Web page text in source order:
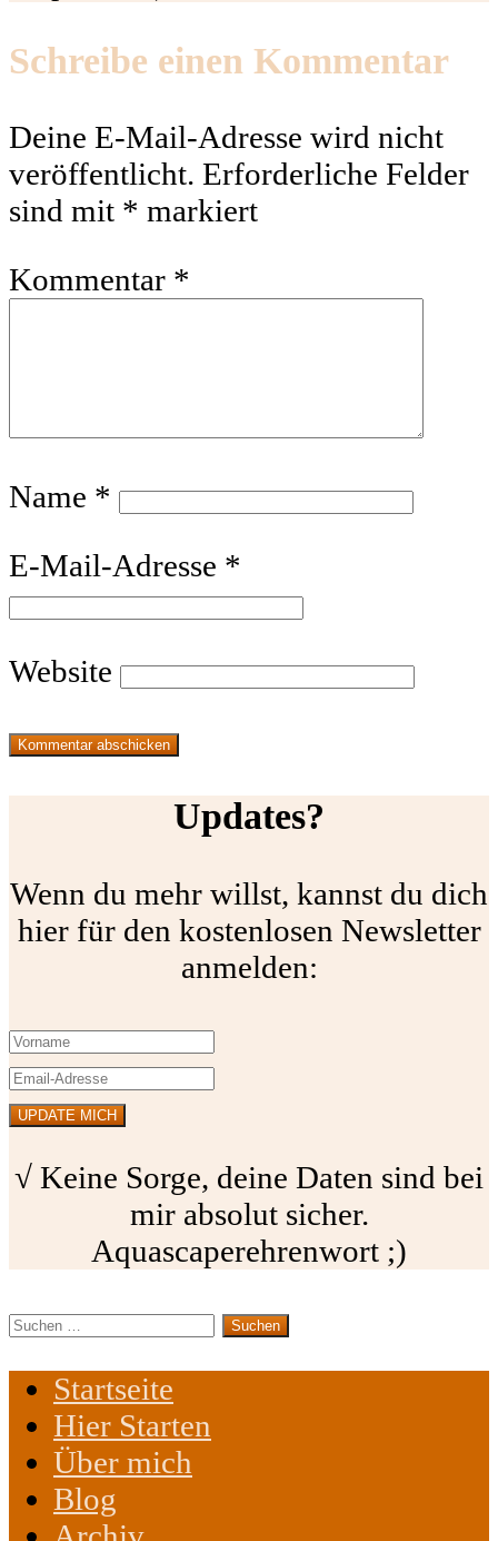
Schreibe einen Kommentar
Deine E-Mail-Adresse wird nicht
veröffentlicht. Erforderliche Felder
sind mit * markiert
Kommentar *
Name *
E-Mail-Adresse *
Website
Updates?
Wenn du mehr willst, kannst du dich
hier für den kostenlosen Newsletter
anmelden:
√ Keine Sorge, deine Daten sind bei
mir absolut sicher.
Aquascaperehrenwort ;)
Suchen
Startseite
Hier Starten
Über mich
Blog